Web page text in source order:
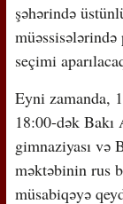
şəhərində
seçimi
Eyni zamanda,
18:00-dək
gimnaziyası və
məktəbinin rus
müsabiqəyə